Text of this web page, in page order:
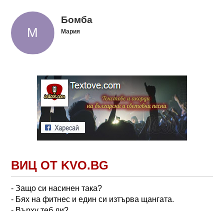
Бомба
Мария
ВИЦ ОТ KVO.BG
- Защо си насинен така?
- Бях на фитнес и един си изтърва щангата.